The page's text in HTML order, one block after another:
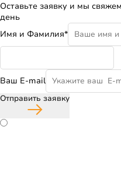
Оставьте заявку и мы
день
Имя и Фамилия*
Ваш E-mail
Отправить заявку